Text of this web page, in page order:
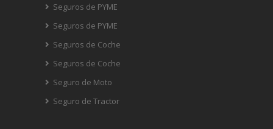
Seguros de PYME
Seguros de PYME
Seguros de Coche
Seguros de Coche
Seguro de Moto
Seguro de Tractor